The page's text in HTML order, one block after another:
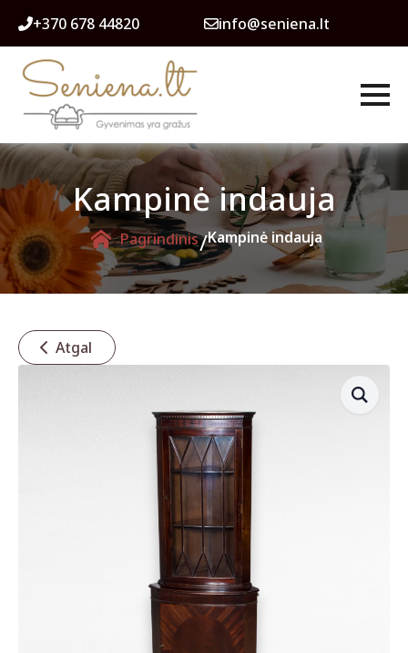
+370 678 44820 info@seniena.lt
Kampinė indauja
Pagrindinis/Kampinė indauja
Atgal